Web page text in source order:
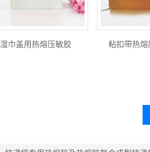
湿巾盖用热熔压敏胶 粘扣带热熔